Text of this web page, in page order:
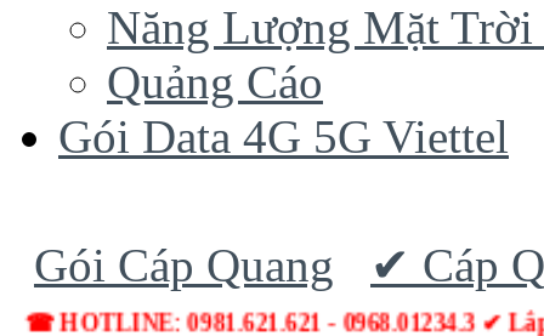
Năng Lượng Mặt
Quảng Cáo
Gói Data 4G 5G Viettel
Gói Cáp Quang ✔ Cáp
☎ HOTLINE: 0981.621.621 - 0968.01234.3